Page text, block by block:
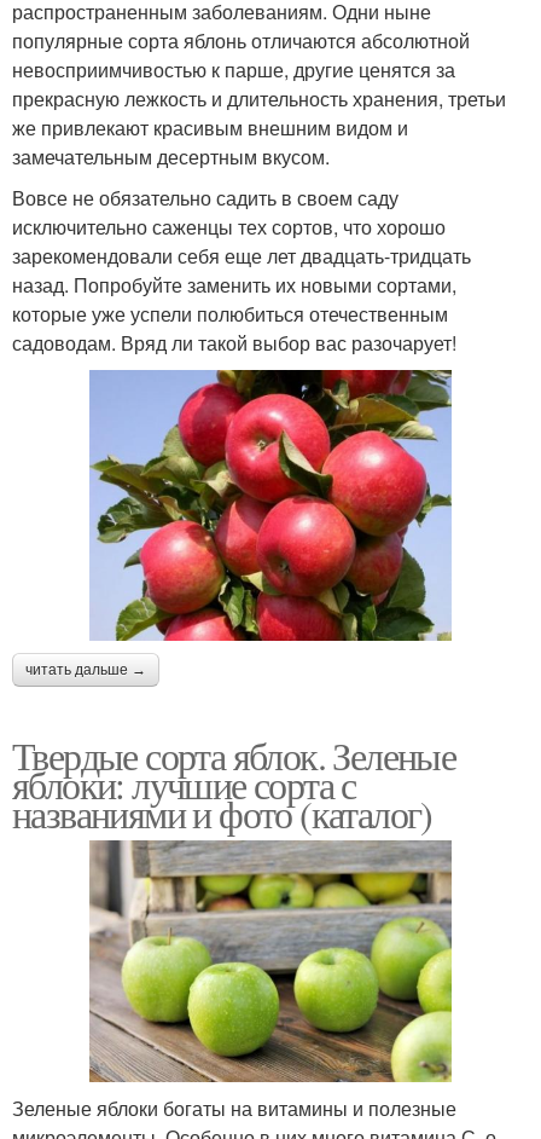
распространенным заболеваниям. Одни ныне
популярные сорта яблонь отличаются абсолютной
невосприимчивостью к парше, другие ценятся за
прекрасную лежкость и длительность хранения, третьи
же привлекают красивым внешним видом и
замечательным десертным вкусом.
Вовсе не обязательно садить в своем саду
исключительно саженцы тех сортов, что хорошо
зарекомендовали себя еще лет двадцать-тридцать
назад. Попробуйте заменить их новыми сортами,
которые уже успели полюбиться отечественным
садоводам. Вряд ли такой выбор вас разочарует!
читать дальше →
Твердые сорта яблок. Зеленые
яблоки: лучшие сорта с
названиями и фото (каталог)
Зеленые яблоки богаты на витамины и полезные